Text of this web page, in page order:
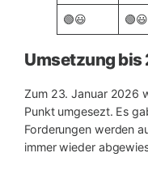
🟢😃 🟢😃
Umsetzung bis
Zum 23. Januar 2026
Punkt umgesezt. Es
Forderungen werden
immer wieder